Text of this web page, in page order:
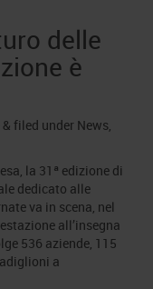
delle
è
& filed under News,
la 31ª edizione di
dedicato alle
va in scena, nel
all’insegna
536 aziende, 115
a